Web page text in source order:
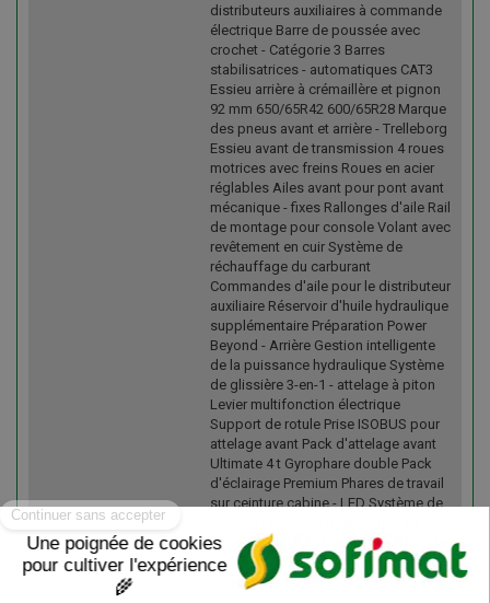
distributeurs auxiliaires à commande
électrique Barre de poussée avec
crochet - Catégorie 3 Barres
stabilisatrices - automatiques CAT3
Essieu arrière à crémaillère et pignon
92 mm 650/65R42 600/65R28 Marque
des pneus avant et arrière - Trelleborg
Essieu avant de transmission 4 roues
motrices avec freins Roues en acier
réglables Ailes avant pour pont avant
mécanique - fixes Rallonges d'aile Rail
de montage pour console Volant avec
revêtement en cuir Système de
réchauffage du carburant
Commandes d'aile pour le distributeur
auxiliaire Réservoir d'huile hydraulique
supplémentaire Préparation Power
Beyond - Arrière Gestion intelligente
de la puissance hydraulique Système
de glissière 3-en-1 - attelage à piton
Levier multifonction électrique
Support de rotule Prise ISOBUS pour
attelage avant Pack d'attelage avant
Ultimate 4 t Gyrophare double Pack
d'éclairage Premium Phares de travail
sur ceinture cabine - LED Système de
ligne Système de frein hydraulique de
remorque à 1 ligne Coupe-circuit pour
batterie